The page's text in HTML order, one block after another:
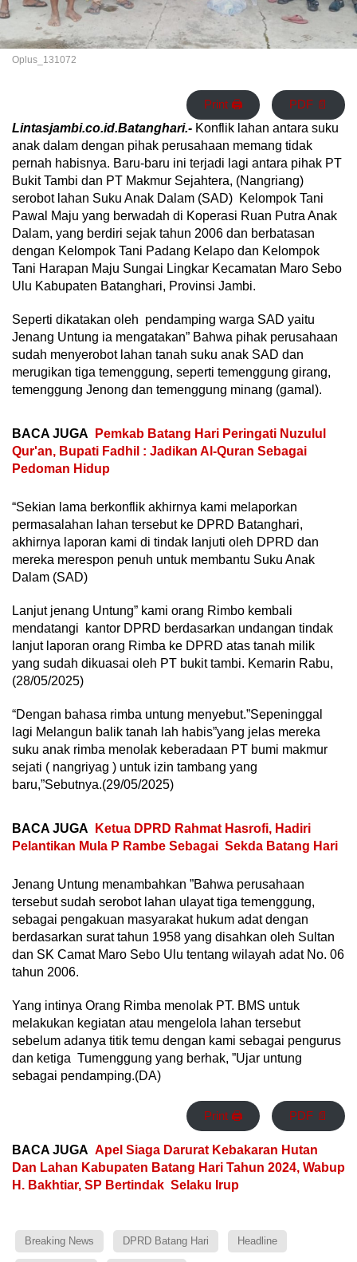
Oplus_131072
Print 🖨 PDF 📄
Lintasjambi.co.id.Batanghari.- Konflik lahan antara suku
anak dalam dengan pihak perusahaan memang tidak
pernah habisnya. Baru-baru ini terjadi lagi antara pihak PT
Bukit Tambi dan PT Makmur Sejahtera, (Nangriang)
serobot lahan Suku Anak Dalam (SAD) Kelompok Tani
Pawal Maju yang berwadah di Koperasi Ruan Putra Anak
Dalam, yang berdiri sejak tahun 2006 dan berbatasan
dengan Kelompok Tani Padang Kelapo dan Kelompok
Tani Harapan Maju Sungai Lingkar Kecamatan Maro Sebo
Ulu Kabupaten Batanghari, Provinsi Jambi.
Seperti dikatakan oleh pendamping warga SAD yaitu
Jenang Untung ia mengatakan” Bahwa pihak perusahaan
sudah menyerobot lahan tanah suku anak SAD dan
merugikan tiga temenggung, seperti temenggung girang,
temenggung Jenong dan temenggung minang (gamal).
BACA JUGA
Pemkab Batang Hari Peringati Nuzulul
Qur'an, Bupati Fadhil : Jadikan Al-Quran Sebagai
Pedoman Hidup
“Sekian lama berkonflik akhirnya kami melaporkan
permasalahan lahan tersebut ke DPRD Batanghari,
akhirnya laporan kami di tindak lanjuti oleh DPRD dan
mereka merespon penuh untuk membantu Suku Anak
Dalam (SAD)
Lanjut jenang Untung” kami orang Rimbo kembali
mendatangi kantor DPRD berdasarkan undangan tindak
lanjut laporan orang Rimba ke DPRD atas tanah milik
yang sudah dikuasai oleh PT bukit tambi. Kemarin Rabu,
(28/05/2025)
“Dengan bahasa rimba untung menyebut.”Sepeninggal
lagi Melangun balik tanah lah habis”yang jelas mereka
suku anak rimba menolak keberadaan PT bumi makmur
sejati ( nangriyag ) untuk izin tambang yang
baru,”Sebutnya.(29/05/2025)
BACA JUGA
Ketua DPRD Rahmat Hasrofi, Hadiri
Pelantikan Mula P Rambe Sebagai Sekda Batang Hari
Jenang Untung menambahkan ”Bahwa perusahaan
tersebut sudah serobot lahan ulayat tiga temenggung,
sebagai pengakuan masyarakat hukum adat dengan
berdasarkan surat tahun 1958 yang disahkan oleh Sultan
dan SK Camat Maro Sebo Ulu tentang wilayah adat No. 06
tahun 2006.
Yang intinya Orang Rimba menolak PT. BMS untuk
melakukan kegiatan atau mengelola lahan tersebut
sebelum adanya titik temu dengan kami sebagai pengurus
dan ketiga Tumenggung yang berhak, ”Ujar untung
sebagai pendamping.(DA)
Print 🖨 PDF 📄
BACA JUGA Apel Siaga Darurat Kebakaran Hutan
Dan Lahan Kabupaten Batang Hari Tahun 2024, Wabup
H. Bakhtiar, SP Bertindak Selaku Irup
Breaking News DPRD Batang Hari Headline